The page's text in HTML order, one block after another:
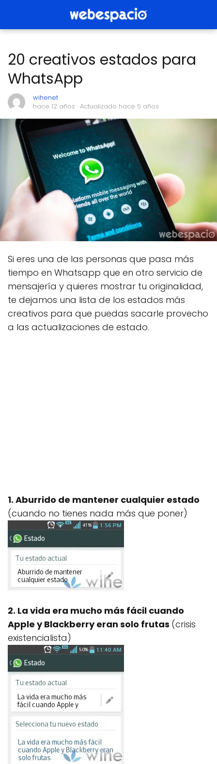
20 creativos estados para
WhatsApp
wihenet
hace 12 años · Actualizado hace 5 años
Si eres una de las personas que pasa más
tiempo en Whatsapp que en otro servicio de
mensajería y quieres mostrar tu originalidad,
te dejamos una lista de los estados más
creativos para que puedas sacarle provecho
a las actualizaciones de estado.
1. Aburrido de mantener cualquier estado
(cuando no tienes nada más que poner)
2. La vida era mucho más fácil cuando
Apple y Blackberry eran solo frutas (crisis
existencialista)